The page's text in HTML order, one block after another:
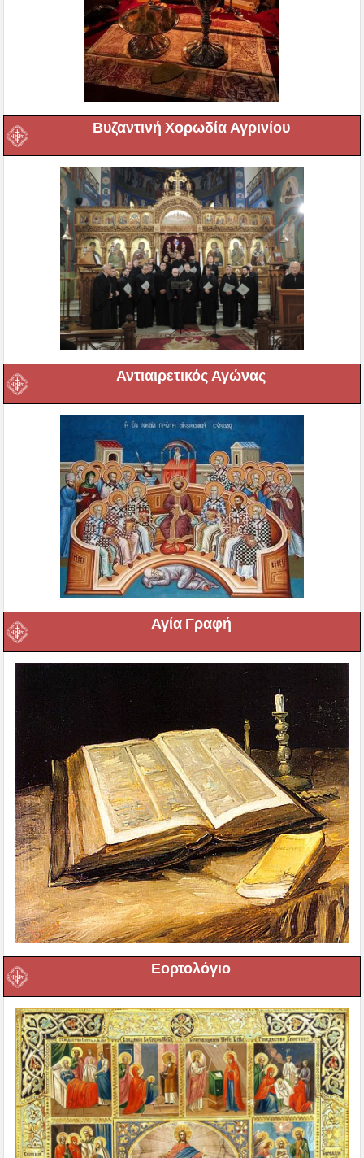
Βυζαντινή Χορωδία Αγρινίου
Αντιαιρετικός Αγώνας
Αγία Γραφή
Εορτολόγιο